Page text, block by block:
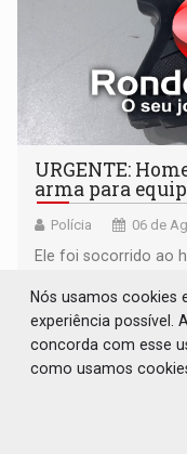
URGENTE:
arma para
Polícia 06 de
Ele foi socorrido ao
Nós usamos cookies
experiência possível.
concorda com esse
como usamos